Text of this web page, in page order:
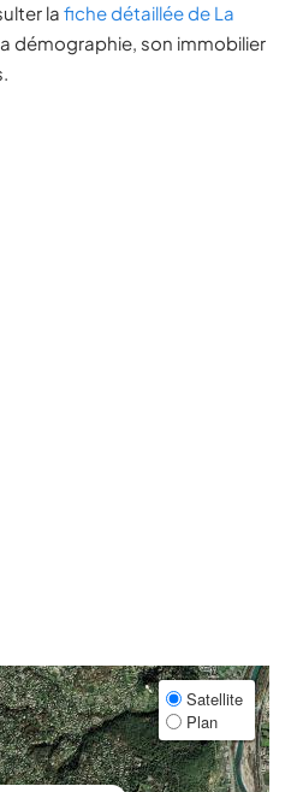
la fiche détaillée de La
démographie, son immobilier
Satellite
Plan